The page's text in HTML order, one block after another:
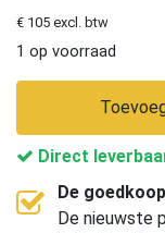
€ 105 excl. btw
1 op voorraad
Direct
De
De nieuwste